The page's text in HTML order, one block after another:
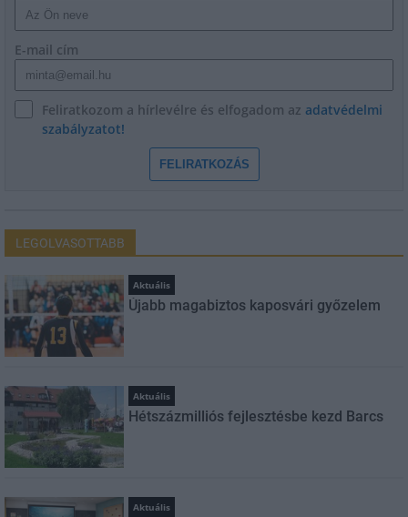
E-mail cím
Feliratkozom a hírlevélre és elfogadom az adatvédelmi
szabályzatot!
FELIRATKOZÁS
LEGOLVASOTTABB
Aktuális
Újabb magabiztos kaposvári győzelem
Aktuális
Hétszázmilliós fejlesztésbe kezd Barcs
Aktuális